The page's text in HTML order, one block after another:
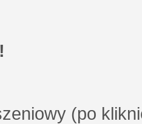
(po